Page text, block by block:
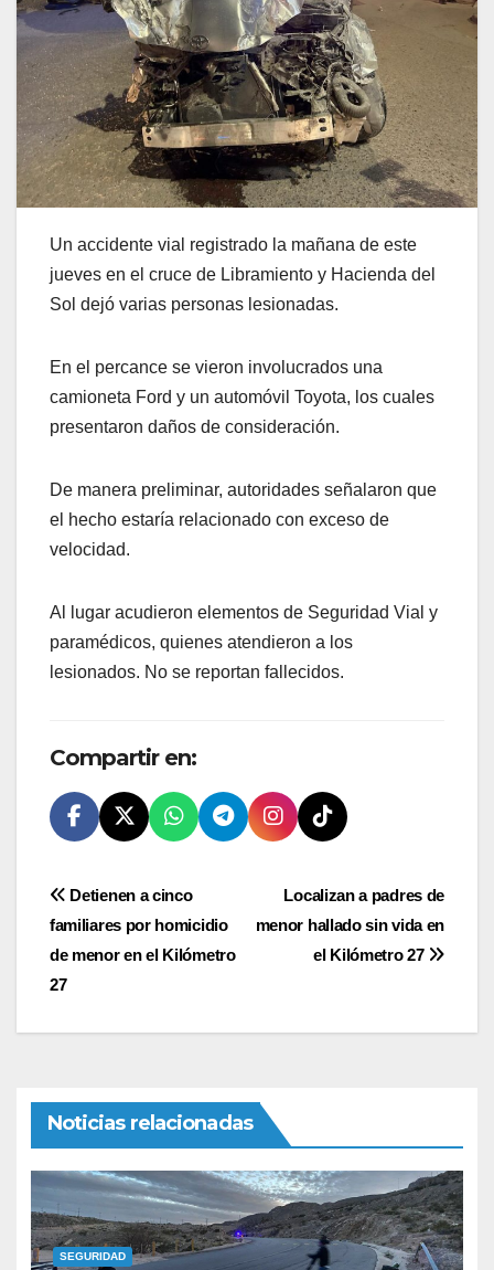
Un accidente vial registrado la mañana de este
jueves en el cruce de Libramiento y Hacienda del
Sol dejó varias personas lesionadas.
En el percance se vieron involucrados una
camioneta Ford y un automóvil Toyota, los cuales
presentaron daños de consideración.
De manera preliminar, autoridades señalaron que
el hecho estaría relacionado con exceso de
velocidad.
Al lugar acudieron elementos de Seguridad Vial y
paramédicos, quienes atendieron a los
lesionados. No se reportan fallecidos.
Compartir en:
Navegación
de
entradas
Localizan a padres de
menor hallado sin vida en
el Kilómetro 27
Detienen a cinco
familiares por homicidio
de menor en el Kilómetro
27
Noticias relacionadas
SEGURIDAD